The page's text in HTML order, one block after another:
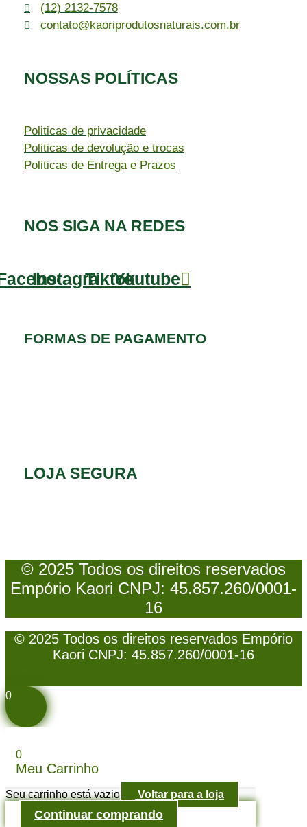
(12) 2132-7578
contato@kaoriprodutosnaturais.com.br
NOSSAS POLÍTICAS
Politicas de privacidade
Politicas de devolução e trocas
Politicas de Entrega e Prazos
NOS SIGA NA REDES
Instagram
TiktokYoutube
FORMAS DE PAGAMENTO
LOJA SEGURA
© 2025 Todos os direitos reservados
Empório Kaori CNPJ: 45.857.260/0001-
16
© 2025 Todos os direitos reservados Empório
Kaori CNPJ: 45.857.260/0001-16
0
0
Meu Carrinho
Seu carrinho está vazio Voltar para a loja
Continuar comprando